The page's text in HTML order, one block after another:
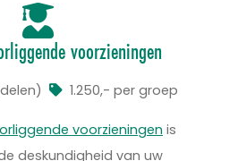
voorzieningen
1.250,- per groep
voorzieningen is
deskundigheid van uw